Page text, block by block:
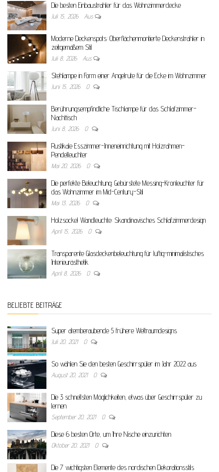
Die besten Einbaustrahler für das Wohnzimmerdecke
Juli 15, 2026 Aus
Moderne Deckenspots: Oberflächenmontierte Deckenstrahler in
zeitgemäßem Stil
Juli 8, 2026 Aus
Stehlampe in Form einer Angelrute für die Ecke im Wohnzimmer
Juni 15, 2026 0
Berührungsempfindliche Tischlampe für das Schlafzimmer-
Nachttisch
Juni 8, 2026 0
Rustikale Esszimmer-Inneneinrichtung mit Holzrahmen-
Pendelleuchter
Mai 20, 2026 0
Die perfekte Beleuchtung: Gebürstete Messing-Kronleuchter für
das Wohnzimmer im Mid-Century-Stil
Mai 13, 2026 0
Holzsockel Wandleuchte: Skandinavisches Schlafzimmerdesign
April 15, 2026 0
Transparente Glasdeckenbeleuchtung für luftig-minimalistisches
Interieurästhetik
April 8, 2026 0
BELIEBTE BEITRÄGE
Super atemberaubende 5 frühere Weltraumdesigns
Juli 20, 2021 0
So wählen Sie den besten Geschirrspüler im Jahr 2022 aus
August 20, 2021 0
Die 3 schnellsten Möglichkeiten, etwas über Geschirrspüler zu
lernen
September 20, 2021 0
Diese 6 besten Orte, um Ihre Nische einzurichten
Oktober 20, 2021 0
Die 7 wichtigsten Elemente des nordischen Dekorationsstils